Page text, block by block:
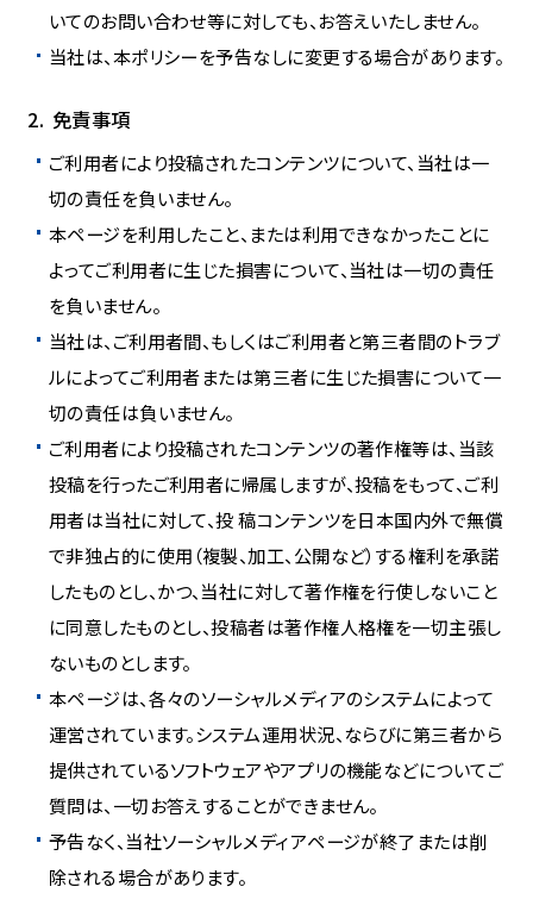
いてのお問い合わせ等に対しても、お答えいたしません。
当社は、本ポリシーを予告なしに変更する場合があります。
免責事項
ご利用者により投稿されたコンテンツについて、当社は一
切の責任を負いません。
本ページを利用したこと、または利用できなかったことに
よってご利用者に生じた損害について、当社は一切の責任
を負いません。
当社は、ご利用者間、もしくはご利用者と第三者間のトラブ
ルによってご利用者または第三者に生じた損害について一
切の責任は負いません。
ご利用者により投稿されたコンテンツの著作権等は、当該
投稿を行ったご利用者に帰属しますが、投稿をもって、ご利
用者は当社に対して、投 稿コンテンツを日本国内外で無償
で非独占的に使用（複製、加工、公開など）する権利を承諾
したものとし、かつ、当社に対して著作権を行使しないこと
に同意したものとし、投稿者は著作権人格権を一切主張し
ないものとします。
本ページは、各々のソーシャルメディアのシステムによって
運営されています。システム運用状況、ならびに第三者から
提供されているソフトウェアやアプリの機能などについてご
質問は、一切お答えすることができません。
予告なく、当社ソーシャルメディアページが終了または削
除される場合があります。